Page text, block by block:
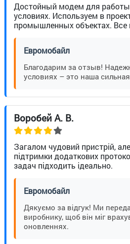
Достойный модем для
условиях. Используем в
промышленных объектах.
Евромобайл
Благодарим за отзыв!
условиях – это наша
Воробей А. В.
Загалом чудовий пристрій,
підтримки додаткових
задач підходить ідеально.
Евромобайл
Дякуємо за відгук! Ми
виробнику, щоб він міг
оновленнях.